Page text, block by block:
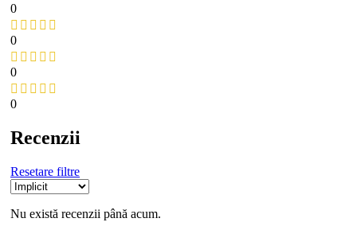
0
0
0
0
Recenzii
Resetare filtre
Nu există recenzii până acum.